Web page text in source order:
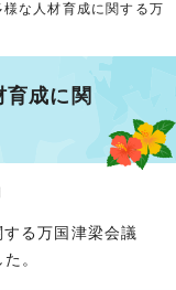
な人材育成に関する万
成に関
る万国津梁会議
。